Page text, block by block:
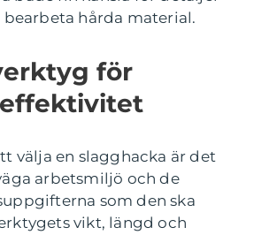
hårda material.
för
välja en slagghacka är det
arbetsmiljö och de
som den ska
vikt, längd och